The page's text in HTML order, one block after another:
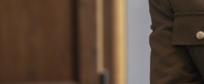
BOOK
NEWS
CASTING